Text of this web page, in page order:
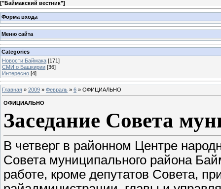
["Баймакский вестник"]
Форма входа
Меню сайта
Categories
Новости Баймака [171]
СМИ о Башкирии [36]
Интересно [4]
Главная » 2009 » Февраль » 6 » ОФИЦИАЛЬНО
ОФИЦИАЛЬНО
Заседание Совета
В четверг в районном Центре
Совета муниципального района
работе, кроме депутатов Совета,